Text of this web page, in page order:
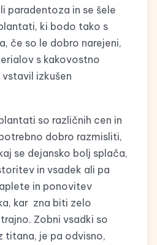
paradentoza in se šele
ki bodo tako s
če so le dobro narejeni,
s kakovostno
izkušen
so različnih cen in
dobro razmisliti,
se dejansko bolj splača,
in vsadek ali pa
in ponovitev
kar zna biti zelo
Zobni vsadki so
titana, je pa odvisno,